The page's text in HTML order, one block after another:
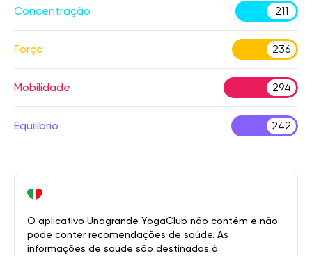
Concentração 211
Força 236
Mobilidade 294
Equilíbrio 242
O aplicativo Unagrande YogaClub não contém e não
pode conter recomendações de saúde. As
informações de saúde são destinadas à